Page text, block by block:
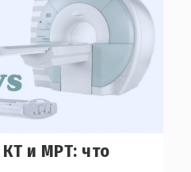
и МРТ: что